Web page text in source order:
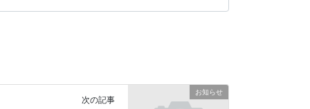
お知らせ
次の記事